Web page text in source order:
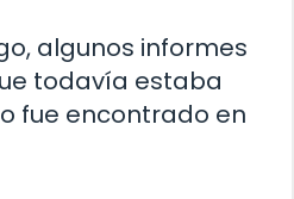
algunos informes
todavía estaba
fue encontrado en